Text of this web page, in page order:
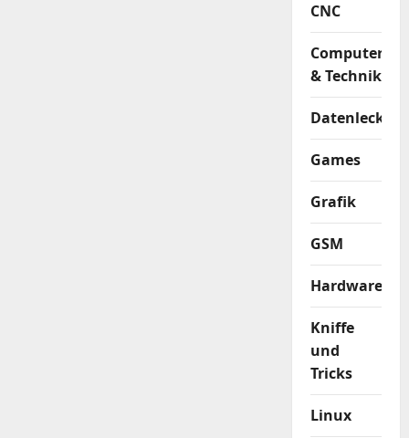
CNC
Computer
& Technik
Datenleck
Games
Grafik
GSM
Hardware
Kniffe
und
Tricks
Linux